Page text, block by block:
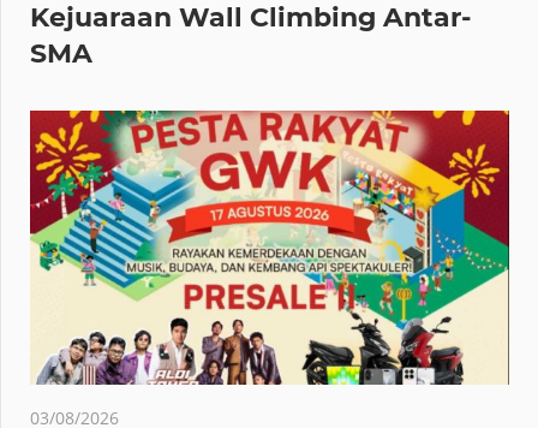
Kejuaraan Wall Climbing Antar-
SMA
03/08/2026